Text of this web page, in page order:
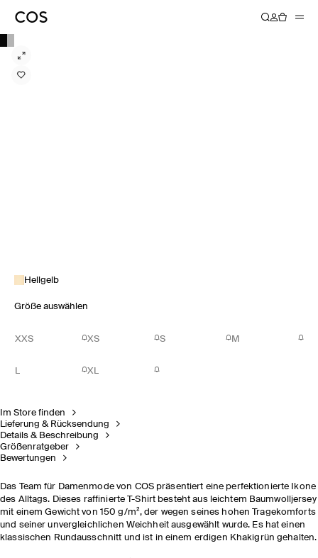
Hellgelb
Größe auswählen
XXS XS S M
L XL
Im Store finden
Lieferung & Rücksendung
Details & Beschreibung
Größenratgeber
Bewertungen
Das Team für Damenmode von COS präsentiert eine perfektionierte Ikone
des Alltags. Dieses raffinierte T-Shirt besteht aus leichtem Baumwolljersey
mit einem Gewicht von 150 g/m², der wegen seines hohen Tragekomforts
und seiner unvergleichlichen Weichheit ausgewählt wurde. Es hat einen
klassischen Rundausschnitt und ist in einem erdigen Khakigrün gehalten.